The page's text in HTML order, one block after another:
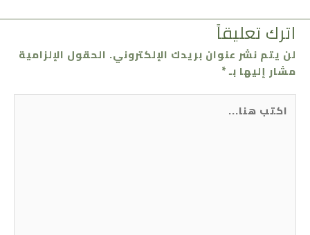
اترك تعليقاً
لن يتم نشر عنوان بريدك الإلكتروني. الحقول الإلزامية
مشار إليها بـ*
اكتب
هنا...